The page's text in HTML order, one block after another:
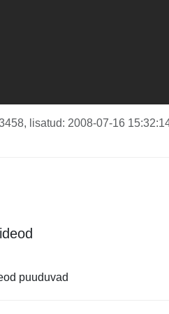
lisatud: 2008-07-16
puuduvad